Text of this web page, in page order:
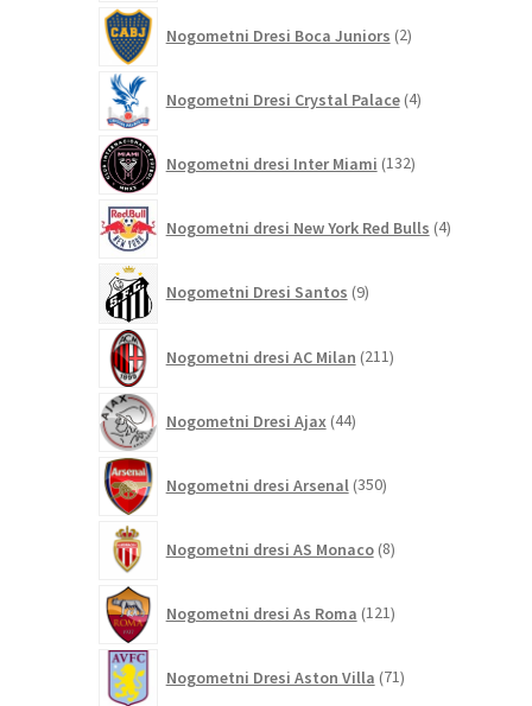
Nogometni Dresi Boca Juniors 2izdelka
Nogometni Dresi Crystal Palace 4izdelki
Nogometni dresi Inter Miami 132izdelkov
Nogometni dresi New York Red Bulls 4izdelki
Nogometni Dresi Santos 9izdelkov
Nogometni dresi AC Milan 211izdelkov
Nogometni Dresi Ajax 44izdelkov
Nogometni dresi Arsenal 350izdelkov
Nogometni dresi AS Monaco 8izdelkov
Nogometni dresi As Roma 121izdelkov
Nogometni Dresi Aston Villa 71izdelkov